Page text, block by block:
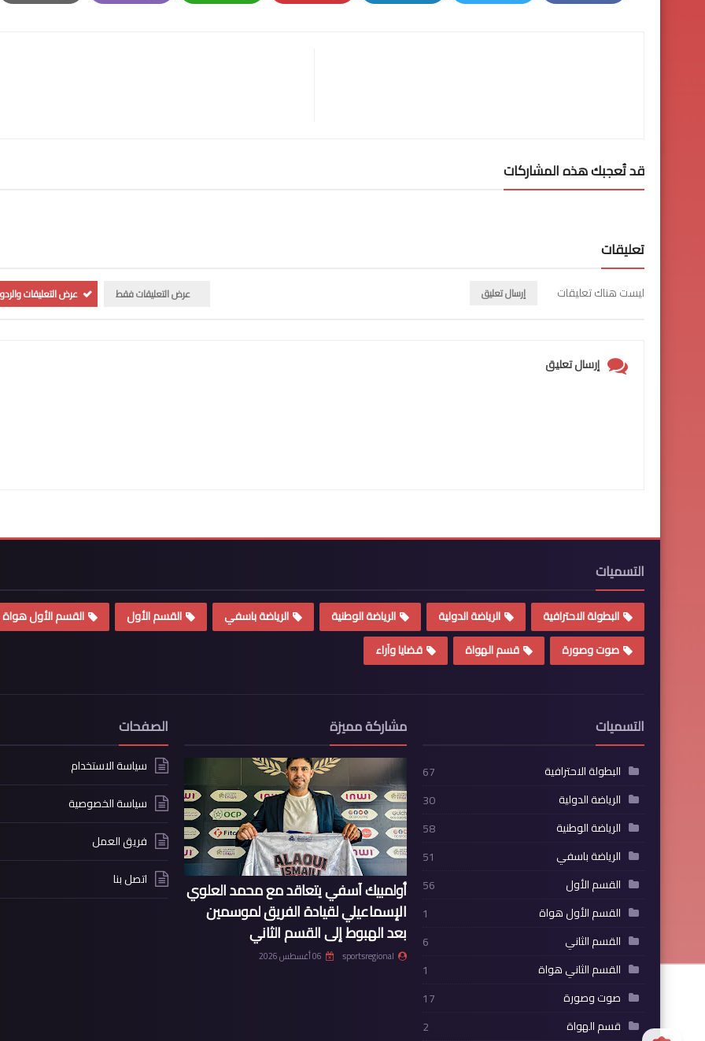
Facebook
Twitter
LinkedIn
Pinterest
Whatsapp
Email
Print
قد تُعجبك هذه المشاركات
تعليقات
ليست هناك تعليقات إرسال تعليق عرض التعليقات فقط عرض التعليقات
إرسال تعليق
التسميات
البطولة الاحترافية الرياضة الدولية الرياضة الوطنية الرياضة باسفي القسم الأول
القسم الأول هواة
صوت وصورة
قسم الهواة قضايا وآراء
التسميات
البطولة الاحترافية
67
الرياضة الدولية
30
الرياضة الوطنية
58
الرياضة باسفي
51
القسم الأول
56
القسم الأول هواة
1
القسم الثاني
6
القسم الثاني هواة
1
صوت وصورة
17
قسم الهواة
2
مشاركة مميزة
أولمبيك آسفي يتعاقد مع محمد العلوي
الإسماعيلي لقيادة الفريق لموسمين
بعد الهبوط إلى القسم الثاني
sportsregional 06 أغسطس 2026
الصفحات
سياسة الاستخدام
سياسة الخصوصية
فريق العمل
اتصل بنا